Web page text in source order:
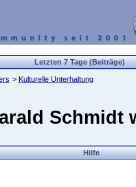
Letzten 7 Tage (Beiträge)
> Kulturelle Unterhaltung
Schmidt
Hilfe